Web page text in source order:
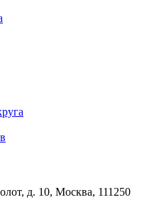
д. 10, Москва, 111250